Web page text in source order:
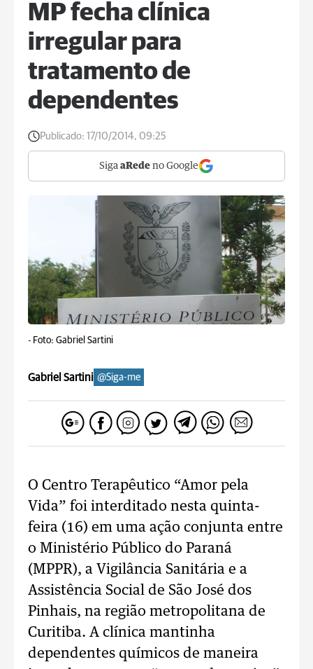
MP fecha clínica
irregular para
tratamento de
dependentes
Publicado: 17/10/2014, 09:25
Siga aRede no Google
- Foto: Gabriel Sartini
Gabriel Sartini @Siga-me
O Centro Terapêutico “Amor pela
Vida” foi interditado nesta quinta-
feira (16) em uma ação conjunta entre
o Ministério Público do Paraná
(MPPR), a Vigilância Sanitária e a
Assistência Social de São José dos
Pinhais, na região metropolitana de
Curitiba. A clínica mantinha
dependentes químicos de maneira